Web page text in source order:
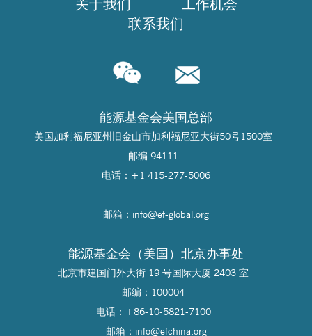
关于我们
工作机会
联系我们
能源基金会美国总部
美国加利福尼亚州旧金山市加利福尼亚大街50号1500室
邮编 94111
电话：+1 415-277-5006
邮箱：info@ef-global.org
能源基金会（美国）北京办事处
北京市建国门外大街 19 号国际大厦 2403 室
邮编：100004
电话：+86-10-5821-7100
邮箱：info@efchina.org